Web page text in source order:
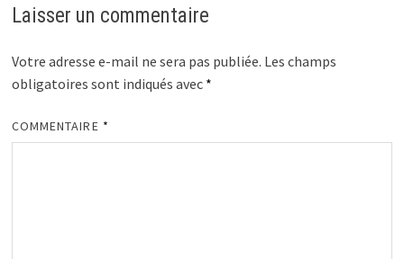
Laisser un commentaire
Votre adresse e-mail ne sera pas publiée. Les champs
obligatoires sont indiqués avec *
COMMENTAIRE *